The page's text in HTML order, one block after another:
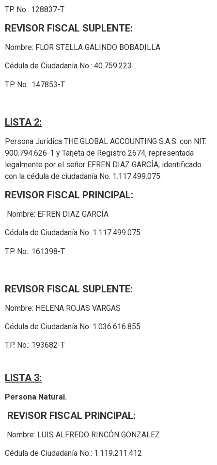
TP. No.: 128837-T
REVISOR FISCAL SUPLENTE:
Nombre: FLOR STELLA GALINDO BOBADILLA
Cédula de Ciudadanía No.: 40.759.223
T.P. No.: 147853-T
LISTA 2:
Persona Jurídica THE GLOBAL ACCOUNTING S.A.S. con NIT.
900.794.626-1 y Tarjeta de Registro 2674, representada
legalmente por el señor EFREN DIAZ GARCÍA, identificado
con la cédula de ciudadanía No. 1.117.499.075.
REVISOR FISCAL PRINCIPAL:
Nombre: EFREN DIAZ GARCÍA
Cédula de Ciudadanía No: 1.117.499.075
T.P. No.: 161398-T
REVISOR FISCAL SUPLENTE:
Nombre: HELENA ROJAS VARGAS
Cédula de Ciudadanía No: 1.036.616.855
T.P. No.: 193682-T
LISTA 3:
Persona Natural.
REVISOR FISCAL PRINCIPAL:
Nombre: LUIS ALFREDO RINCÓN GONZALEZ
Cédula de Ciudadanía No.: 1.119.211.412